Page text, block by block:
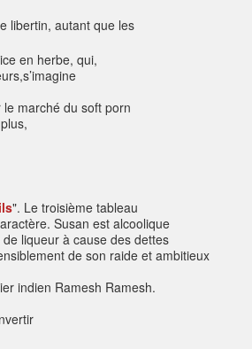
libertin, autant que les
en herbe, qui,
marché du soft porn
". Le troisième tableau
Susan est alcoolique
liqueur à cause des dettes
de son raide et ambitieux
indien Ramesh Ramesh.